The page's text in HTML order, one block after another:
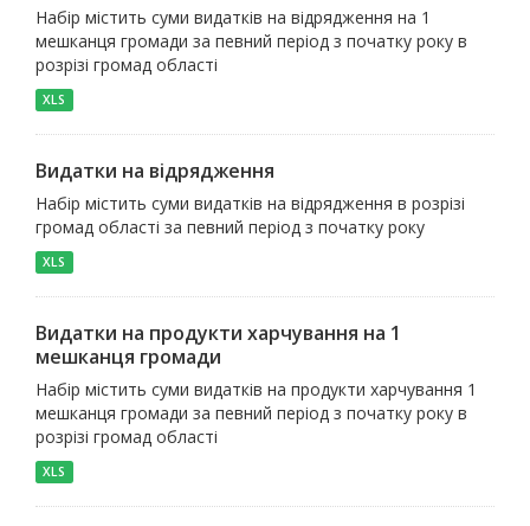
Набір містить суми видатків на відрядження на 1
мешканця громади за певний період з початку року в
розрізі громад області
XLS
Видатки на відрядження
Набір містить суми видатків на відрядження в розрізі
громад області за певний період з початку року
XLS
Видатки на продукти харчування на 1
мешканця громади
Набір містить суми видатків на продукти харчування 1
мешканця громади за певний період з початку року в
розрізі громад області
XLS